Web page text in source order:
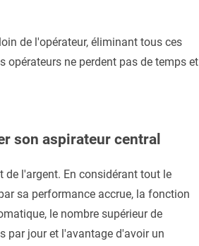
de l'opérateur, éliminant tous ces
opérateurs ne perdent pas de temps et
son aspirateur central
de l'argent. En considérant tout le
sa performance accrue, la fonction
le nombre supérieur de
par jour et l'avantage d'avoir un